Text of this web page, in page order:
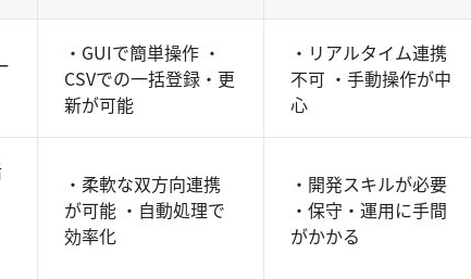
・GUIで簡単操作 ・
CSVでの一括登録・更
新が可能
・リアルタイム連携
不可 ・手動操作が中
心
・柔軟な双方向連携
が可能 ・自動処理で
効率化
・開発スキルが必要
・保守・運用に手間
がかかる